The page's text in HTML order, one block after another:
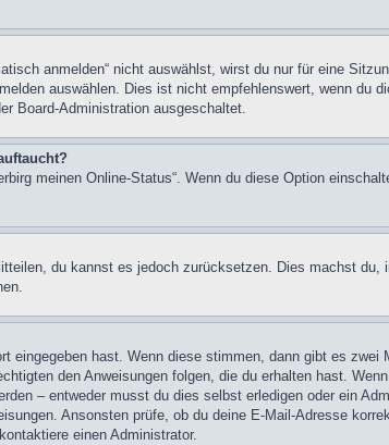
anmelden“ nicht auswählst, wirst du nur für eine
auswählen. Dies ist nicht empfehlenswert, wenn du
Board-Administration ausgeschaltet.
meinen Online-Status“. Wenn du diese Option
du kannst es jedoch zurücksetzen. Dies machst
eingegeben hast. Wenn diese stimmen, dann gibt es zwei
den Anweisungen folgen, die du erhalten hast.
– entweder musst du dies selbst erledigen oder ein
Ansonsten prüfe, ob du deine E-Mail-Adresse
einen Administrator.